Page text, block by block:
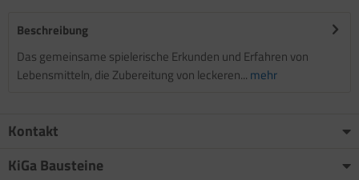
Beschreibung
Das gemeinsame spielerische Erkunden und Erfahren von
Lebensmitteln, die Zubereitung von leckeren... mehr
Kontakt
KiGa Bausteine